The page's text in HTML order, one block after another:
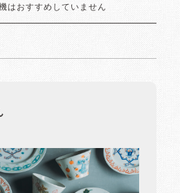
はおすすめしていません